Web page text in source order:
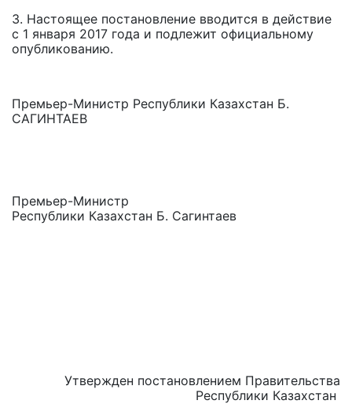
3. Настоящее постановление вводится в действие
с 1 января 2017 года и подлежит официальному
опубликованию.
Премьер-Министр Республики Казахстан Б.
САГИНТАЕВ
Премьер-Министр
Республики Казахстан Б. Сагинтаев
Утвержден постановлением Правительства
Республики Казахстан